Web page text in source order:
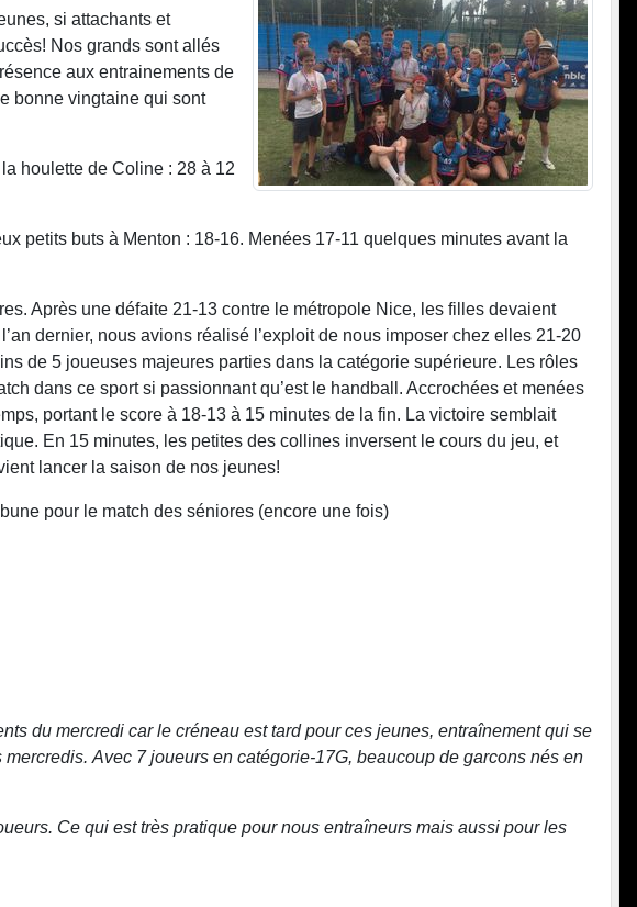
si attachants et
Nos grands sont allés
aux entrainements de
bonne vingtaine qui sont
houlette de Coline : 28 à 12
petits buts à Menton : 18-16. Menées 17-11 quelques minutes avant la
Après une défaite 21-13 contre le métropole Nice, les filles devaient
dernier, nous avions réalisé l’exploit de nous imposer chez elles 21-20
de 5 joueuses majeures parties dans la catégorie supérieure. Les rôles
dans ce sport si passionnant qu’est le handball. Accrochées et menées
portant le score à 18-13 à 15 minutes de la fin. La victoire semblait
En 15 minutes, les petites des collines inversent le cours du jeu, et
lancer la saison de nos jeunes!
pour le match des séniores (encore une fois)
du mercredi car le créneau est tard pour ces jeunes, entraînement qui se
Avec 7 joueurs en catégorie-17G, beaucoup de garcons nés en
Ce qui est très pratique pour nous entraîneurs mais aussi pour les